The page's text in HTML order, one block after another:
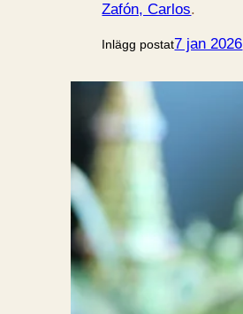
Zafón, Carlos.
Inlägg postat7 jan 2026